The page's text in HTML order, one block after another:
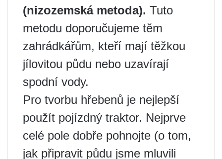
(nizozemská metoda). Tuto
metodu doporučujeme těm
zahrádkářům, kteří mají těžkou
jílovitou půdu nebo uzavírají
spodní vody.
Pro tvorbu hřebenů je nejlepší
použít pojízdný traktor. Nejprve
celé pole dobře pohnojte (o tom,
jak připravit půdu jsme mluvili